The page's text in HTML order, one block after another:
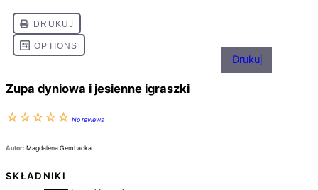
Drukuj
Zupa dyniowa i jesienne igraszki
☆
☆
☆
☆
☆ No reviews
Autor: Magdalena Gembacka
SKŁADNIKI